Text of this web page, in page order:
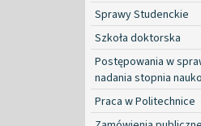
Sprawy Studenckie
Szkoła doktorska
Postępowania w
nadania stopnia
Praca w Politechnice